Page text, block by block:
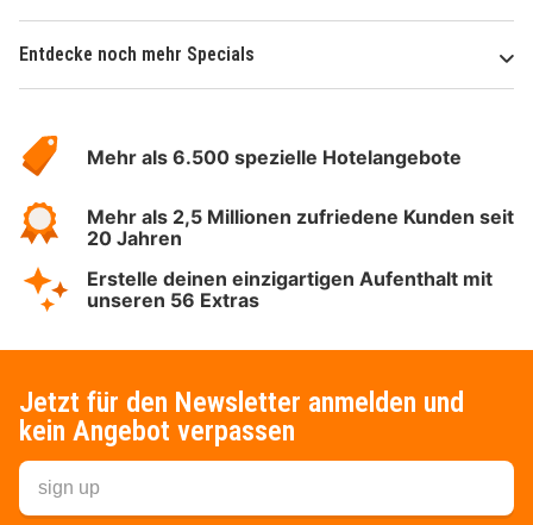
Entdecke noch mehr Specials
Hotelspecials
Mehr als 6.500 spezielle Hotelangebote
Mehr als 2,5 Millionen zufriedene Kunden seit
20 Jahren
Erstelle deinen einzigartigen Aufenthalt mit
unseren 56 Extras
Jetzt für den Newsletter anmelden und
kein Angebot verpassen